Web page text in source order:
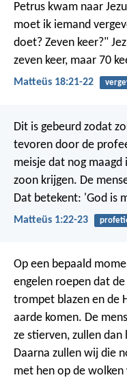
Petrus kwam naar
moet ik iemand
doet? Zeven keer?"
zeven keer, maar 70
Matteüs 18:21-22
Dit is gebeurd zodat
tevoren door de
meisje dat nog maagd
zoon krijgen. De
Dat betekent: 'God is
Matteüs 1:22-23
Op een bepaald
engelen roepen dat
trompet blazen en de
aarde komen. De
ze stierven, zullen
Daarna zullen wij die
met hen op de